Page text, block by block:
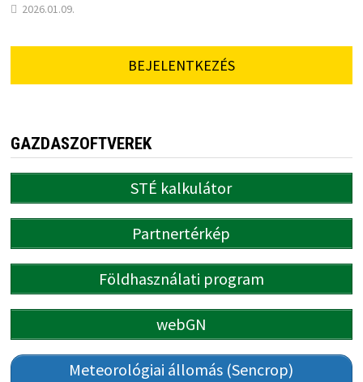
2026.01.09.
BEJELENTKEZÉS
GAZDASZOFTVEREK
STÉ kalkulátor
Partnertérkép
Földhasználati program
webGN
Meteorológiai állomás (Sencrop)